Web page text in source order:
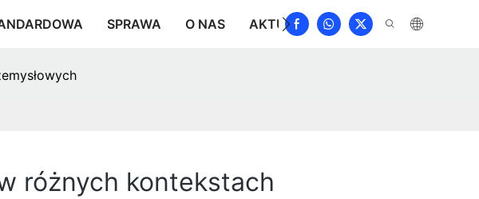
SPRAWA O NAS AKTUALNOŚCI POBIERAĆ
różnych kontekstach